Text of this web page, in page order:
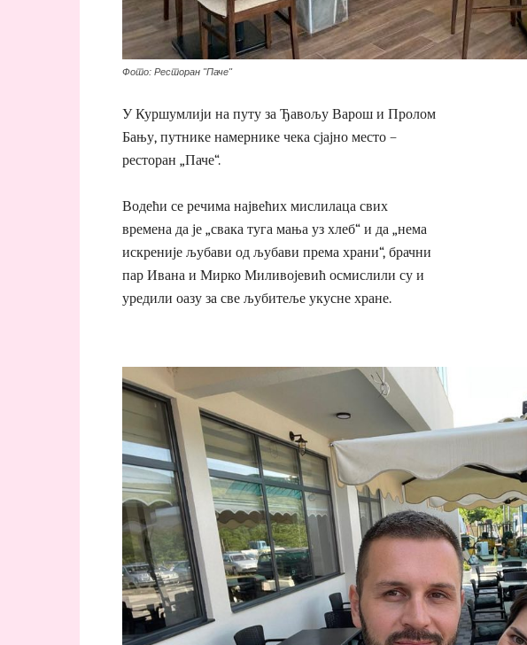
Фото: Ресторан "Паче"
У Куршумлији на путу за Ђавољу Варош и Пролом
Бању, путнике намернике чека сјајно место –
ресторан „Паче“.
Водећи се речима највећих мислилаца свих
времена да је „свака туга мања уз хлеб“ и да „нема
искреније љубави од љубави према храни“, брачни
пар Ивана и Мирко Миливојевић осмислили су и
уредили оазу за све љубитеље укусне хране.